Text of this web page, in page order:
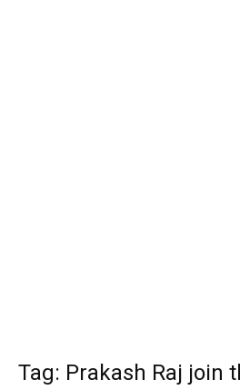
Tag: Prakash Raj join